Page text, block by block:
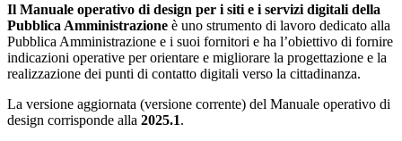
Il Manuale operativo di design per i siti e i servizi digitali della
Pubblica Amministrazione è uno strumento di lavoro dedicato alla
Pubblica Amministrazione e i suoi fornitori e ha l’obiettivo di fornire
indicazioni operative per orientare e migliorare la progettazione e la
realizzazione dei punti di contatto digitali verso la cittadinanza.
La versione aggiornata (versione corrente) del Manuale operativo di
design corrisponde alla 2025.1.